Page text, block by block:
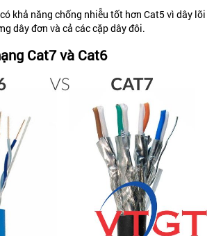
có khả năng chống nhiễu tốt hơn Cat5 vì dây lõi
dây đơn và cả các cặp dây đôi.
Cat7 và Cat6